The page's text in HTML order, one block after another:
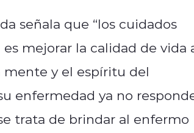
señala que “los cuidados
mejorar la calidad de vida
y el espíritu del
enfermedad ya no
trata de brindar al enfermo